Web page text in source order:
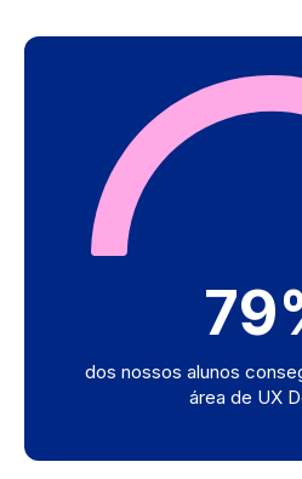
dos nossos alunos
área de UX